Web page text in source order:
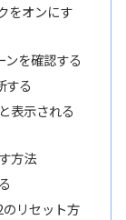
をオンにす
を確認する
する
表示される
方法
リセット方